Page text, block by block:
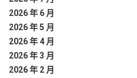
2026 年 6 月
2026 年 5 月
2026 年 4 月
2026 年 3 月
2026 年 2 月